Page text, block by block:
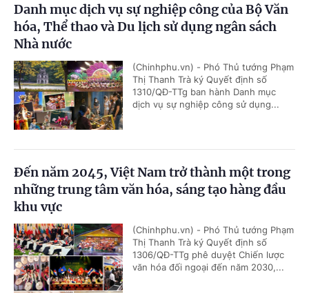
Danh mục dịch vụ sự nghiệp công của Bộ Văn
hóa, Thể thao và Du lịch sử dụng ngân sách
Nhà nước
(Chinhphu.vn) - Phó Thủ tướng Phạm
Thị Thanh Trà ký Quyết định số
1310/QĐ-TTg ban hành Danh mục
dịch vụ sự nghiệp công sử dụng...
Đến năm 2045, Việt Nam trở thành một trong
những trung tâm văn hóa, sáng tạo hàng đầu
khu vực
(Chinhphu.vn) - Phó Thủ tướng Phạm
Thị Thanh Trà ký Quyết định số
1306/QĐ-TTg phê duyệt Chiến lược
văn hóa đối ngoại đến năm 2030,...